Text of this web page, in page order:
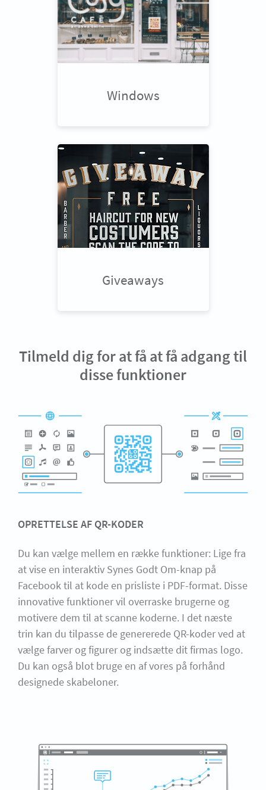
Windows
Giveaways
Tilmeld dig for at få at få adgang til
disse funktioner
OPRETTELSE AF QR-KODER
Du kan vælge mellem en række funktioner: Lige fra
at vise en interaktiv Synes Godt Om-knap på
Facebook til at kode en prisliste i PDF-format. Disse
innovative funktioner vil overraske brugerne og
motivere dem til at scanne koderne. I det næste
trin kan du tilpasse de genererede QR-koder ved at
vælge farver og figurer og indsætte dit firmas logo.
Du kan også blot bruge en af vores på forhånd
designede skabeloner.